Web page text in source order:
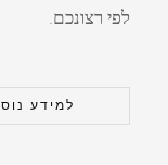
לפי רצונכם.
למידע